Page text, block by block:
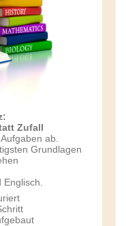
Zufall
ab.
Grundlagen